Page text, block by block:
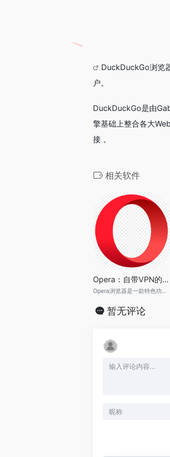
DuckDuckGo浏览
户。
DuckDuckGo是由
擎基础上整合各大
接 。
相关软件
Opera：自带VPN的浏览器
Opera浏览器是一款特色功能丰富的浏览器
暂无评论